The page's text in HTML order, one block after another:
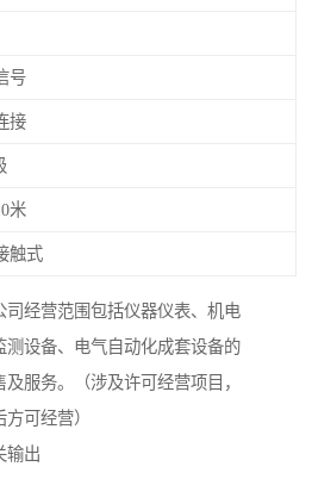
号
接
米
触式
司经营范围包括仪器仪表、机电
测设备、电气自动化成套设备的
服务。（涉及许可经营项目，
可经营）
输出